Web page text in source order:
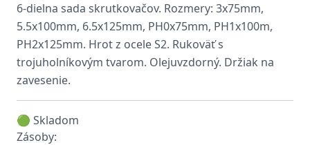
6-dielna sada skrutkovačov. Rozmery: 3x75mm,
5.5x100mm, 6.5x125mm, PH0x75mm, PH1x100m,
PH2x125mm. Hrot z ocele S2. Rukoväť s
trojuholníkovým tvarom. Olejuvzdorný. Držiak na
zavesenie.
🟢 Skladom
Zásoby: